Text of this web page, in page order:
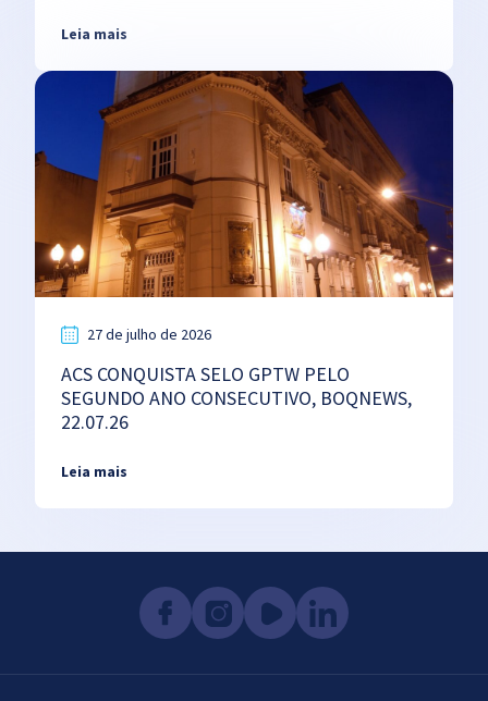
Leia mais
27 de julho de 2026
ACS CONQUISTA SELO GPTW PELO
SEGUNDO ANO CONSECUTIVO, BOQNEWS,
22.07.26
Leia mais